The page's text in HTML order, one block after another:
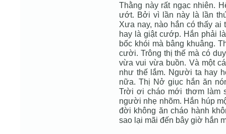
Thằng này rất ngạc nhiên.
ướt. Bởi vì lần này là lần
Xưa nay, nào hắn có thấy
hay là giật cướp. Hắn phải
bốc khói mà bâng khuâng.
cười. Trông thị thế mà có
vừa vui vừa buồn. Và một
như thế lắm. Người ta hay
nữa. Thị Nở giục hắn ăn
Trời ơi cháo mới thơm làm
người nhẹ nhõm. Hắn húp
đời không ăn cháo hành
sao lại mãi đến bây giờ hắn